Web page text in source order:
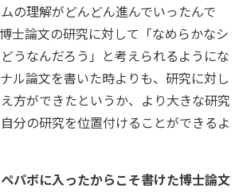
の理解がどんどん進んでいったんで
士論文の研究に対して「なめらかなシ
うなんだろう」と考えられるようにな
ル論文を書いた時よりも、研究に対し
方ができたというか、より大きな研究
分の研究を位置付けることができるよ
パボに入ったからこそ書けた博士論文